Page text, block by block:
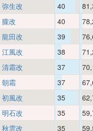
弥生改 40
朧改 40
龍田改 39
江風改 38
清霜改 37
朝霜 37
初風改 35
明石改 35
秋雲改 35